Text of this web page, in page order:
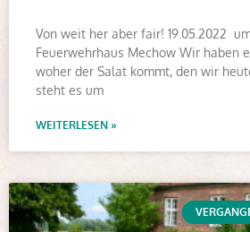
Von weit her aber fair! 19.05.2022
Feuerwehrhaus Mechow Wir haben
woher der Salat kommt, den wir
steht es um
WEITERLESEN »